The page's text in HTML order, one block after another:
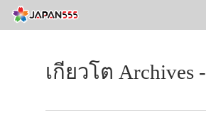
เกียวโต Archives -